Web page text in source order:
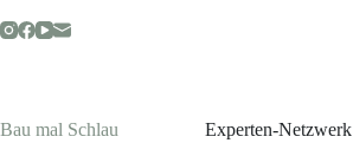
Inhalt
Bau mal Schlau Experten-Netzwerk